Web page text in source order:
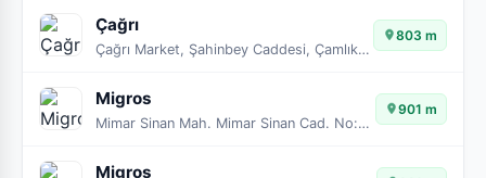
Çağrı
Çağrı Market, Şahinbey Caddesi, Çamlık Mahallesi, Çekmeköy, İstanbul, Marmara Bölgesi, 34782, Türkiye
803 m
Migros
Mimar Sinan Mah. Mimar Sinan Cad. No:73/A
901 m
Migros